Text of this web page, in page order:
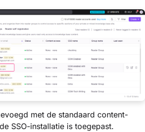
met de standaard content-
SSO-installatie is toegepast.